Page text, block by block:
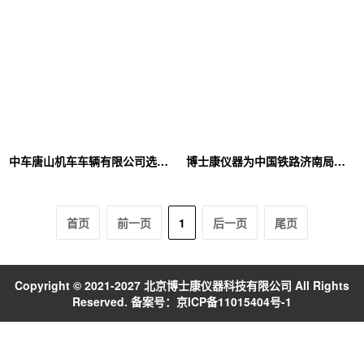
中车唐山机车车辆有限公司选择北京博士康仪器 博士康仪器为中国铁路济南局集团提供自动压力检定系统
首页 前一页 1 后一页 尾页
Copyright © 2021-2027 北京博士康仪器科技有限公司 All Rights
Reserved. 备案号： 京ICP备11015404号-1